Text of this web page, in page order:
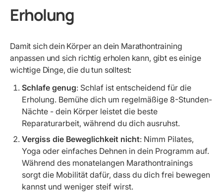
Erholung
Damit sich dein Körper an dein Marathontraining
anpassen und sich richtig erholen kann, gibt es einige
wichtige Dinge, die du tun solltest:
Schlafe genug: Schlaf ist entscheidend für die
Erholung. Bemühe dich um regelmäßige 8-Stunden-
Nächte - dein Körper leistet die beste
Reparaturarbeit, während du dich ausruhst.
Vergiss die Beweglichkeit nicht: Nimm Pilates,
Yoga oder einfaches Dehnen in dein Programm auf.
Während des monatelangen Marathontrainings
sorgt die Mobilität dafür, dass du dich frei bewegen
kannst und weniger steif wirst.